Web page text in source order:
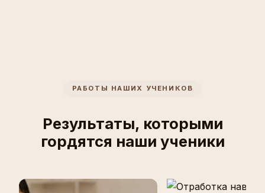
РАБОТЫ НАШИХ УЧЕНИКОВ
Результаты, которыми
гордятся наши ученики